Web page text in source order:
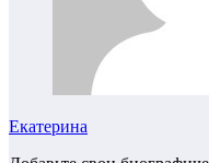
Екатерина